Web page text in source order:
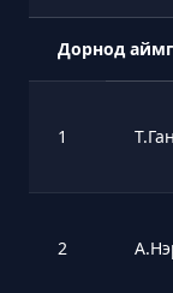
Дорнод
1
2